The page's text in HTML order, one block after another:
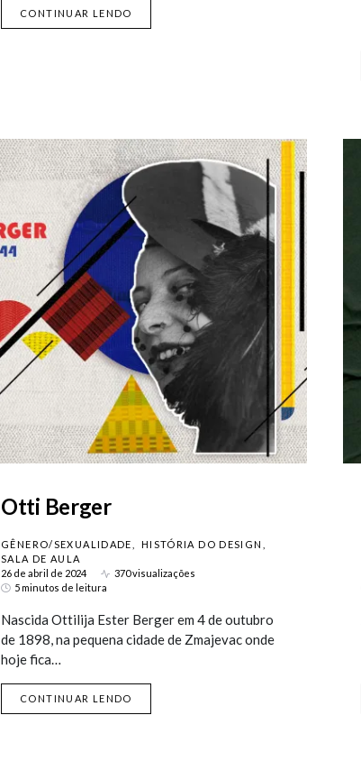
CONTINUAR LENDO
Otti Berger
GÊNERO/SEXUALIDADE
HISTÓRIA DO DESIGN
SALA DE AULA
26 de abril de 2024
370 visualizações
5 minutos de leitura
Nascida Ottilija Ester Berger em 4 de outubro
de 1898, na pequena cidade de Zmajevac onde
hoje fica…
CONTINUAR LENDO